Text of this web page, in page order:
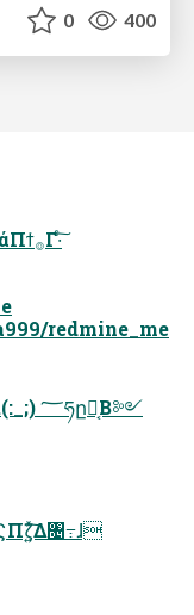
0 400
؅ཧը໘͔Β ༻ޠ΍ϝοηʔδΛมߋ͢Δ ϓϥάΠϯ࡞Γ·ͨ͠
redmine_me